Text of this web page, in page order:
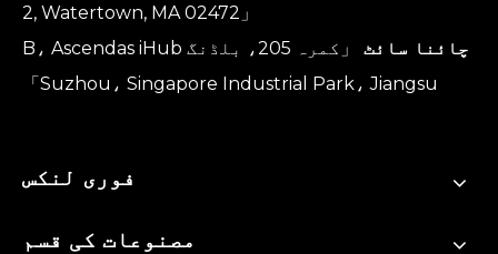
2, Watertown, MA 02472」
چائنا سائٹ
「کمرہ 205، بلڈنگ B، Ascendas iHub
Suzhou، Singapore Industrial Park، Jiangsu」
فوری لنکس
مصنوعات کی قسم